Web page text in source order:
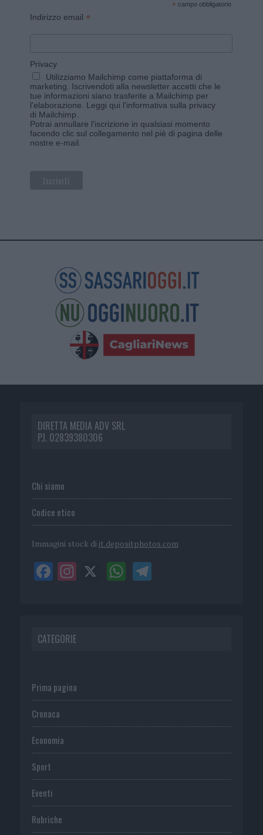
* campo obbligatorio
Indirizzo email *
Privacy
Utilizziamo Mailchimp come piattaforma di
marketing. Iscrivendoti alla newsletter accetti che le
tue informazioni siano trasferite a Mailchimp per
l'elaborazione. Leggi qui l'informativa sulla privacy
di Mailchimp
Potrai annullare l'iscrizione in qualsiasi momento
facendo clic sul collegamento nel piè di pagina delle
nostre e-mail.
DIRETTA MEDIA ADV SRL
P.I. 02839380306
Chi siamo
Codice etico
Immagini stock di it.depositphotos.com
CATEGORIE
Prima pagina
Cronaca
Economia
Sport
Eventi
Rubriche